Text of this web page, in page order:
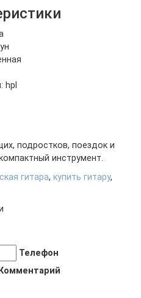
hpl
подростков, поездок и
инструмент.
гитара, купить гитару,
Телефон